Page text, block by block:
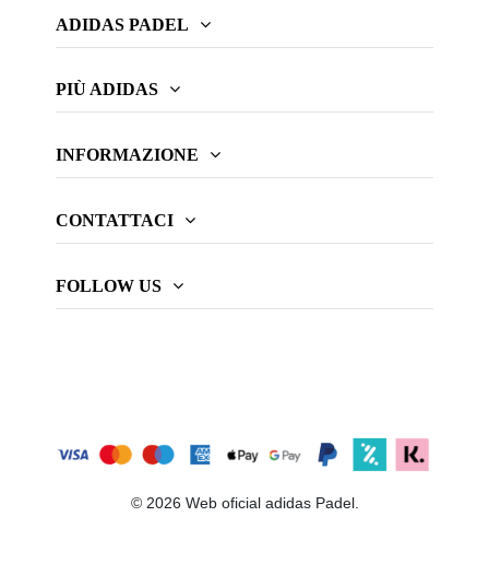
ADIDAS PADEL
PIÙ ADIDAS
INFORMAZIONE
CONTATTACI
FOLLOW US
© 2026 Web oficial adidas Padel.